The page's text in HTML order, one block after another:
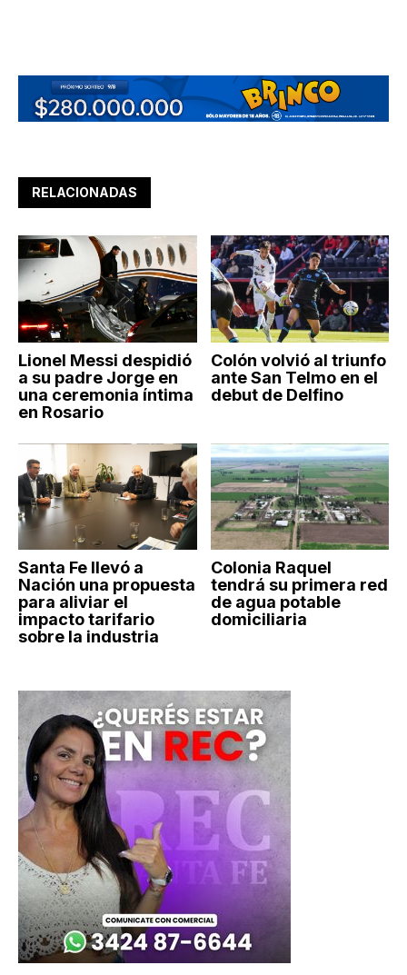
RELACIONADAS
Lionel Messi despidió
a su padre Jorge en
una ceremonia íntima
en Rosario
Colón volvió al triunfo
ante San Telmo en el
debut de Delfino
Santa Fe llevó a
Nación una propuesta
para aliviar el
impacto tarifario
sobre la industria
Colonia Raquel
tendrá su primera red
de agua potable
domiciliaria